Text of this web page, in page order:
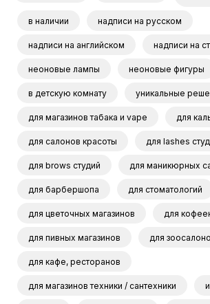
в наличии надписи на русском
надписи на английском надписи на
неоновые лампы неоновые фигуры
в детскую комнату уникальные
для магазинов табака и vape для
для салонов красоты для lashes
для brows студий для маникюрных
для барбершопа для стоматологий
для цветочных магазинов для
для пивных магазинов для
для кафе, ресторанов
для магазинов техники / сантехники